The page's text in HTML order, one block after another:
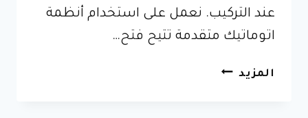
عند التركيب. نعمل على استخدام أنظمة
اتوماتيك متقدمة تتيح فتح…
المزيد مظلات